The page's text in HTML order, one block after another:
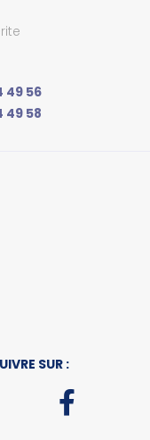
49 56
49 58
SUR :